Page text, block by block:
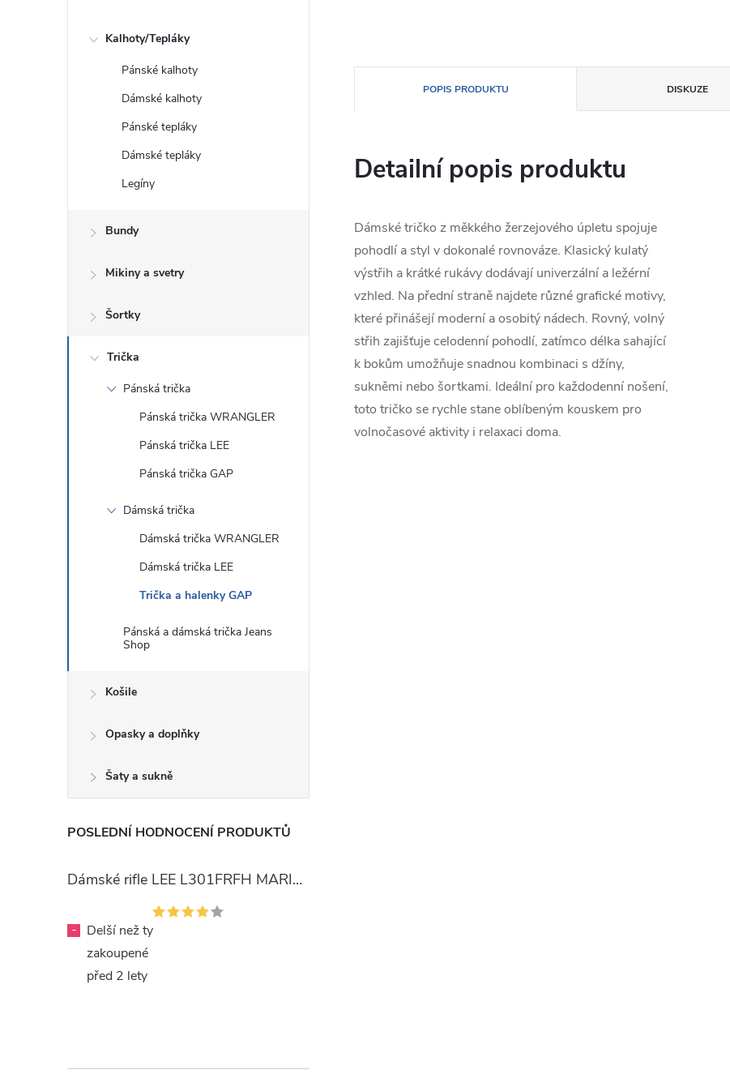
Kalhoty/Tepláky
Pánské kalhoty
Dámské kalhoty
Pánské tepláky
Dámské tepláky
Legíny
Bundy
Mikiny a svetry
Šortky
Trička
Pánská trička
Pánská trička WRANGLER
Pánská trička LEE
Pánská trička GAP
Dámská trička
Dámská trička WRANGLER
Dámská trička LEE
Trička a halenky GAP
Pánská a dámská trička Jeans
Shop
Košile
Opasky a doplňky
Šaty a sukně
POSLEDNÍ HODNOCENÍ PRODUKTŮ
Dámské rifle LEE L301FRFH MARION STRAIGHT RINSE
-
Delší než ty
zakoupené
před 2 lety
POPIS PRODUKTU DISKUZE
Detailní popis produktu
Dámské tričko z měkkého žerzejového úpletu spojuje
pohodlí a styl v dokonalé rovnováze. Klasický kulatý
výstřih a krátké rukávy dodávají univerzální a ležérní
vzhled. Na přední straně najdete různé grafické motivy,
které přinášejí moderní a osobitý nádech. Rovný, volný
střih zajišťuje celodenní pohodlí, zatímco délka sahající
k bokům umožňuje snadnou kombinaci s džíny,
sukněmi nebo šortkami. Ideální pro každodenní nošení,
toto tričko se rychle stane oblíbeným kouskem pro
volnočasové aktivity i relaxaci doma.